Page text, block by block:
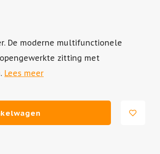
De moderne multifunctionele
zitting met
Lees meer